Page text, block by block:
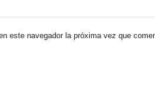
este navegador la próxima vez que